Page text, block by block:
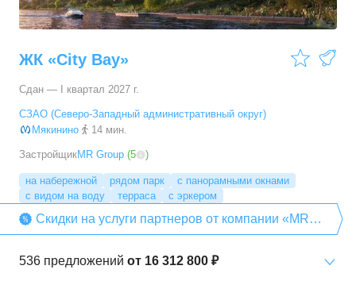
4-комн. кв. от70 375 000 ₽
5+ комн. кв.
ЖК «City Bay»
Сдан — I квартал 2027 г.
СЗАО (Северо-Западный административный округ)
Мякинино
14 мин.
ЗастройщикMR Group (5 )
на набережной рядом парк
с панорамными окнами
с видом на воду
терраса с эркером
Скидки на услуги партнеров от компании «MR
Group»
536 предложений от 16 312 800 ₽